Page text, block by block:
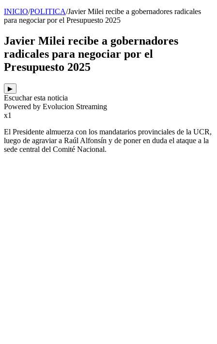
INICIO/POLITICA/Javier Milei recibe a gobernadores radicales
para negociar por el Presupuesto 2025
Javier Milei recibe a gobernadores
radicales para negociar por el
Presupuesto 2025
▶
Escuchar esta noticia
Powered by Evolucion Streaming
x1
El Presidente almuerza con los mandatarios provinciales de la UCR,
luego de agraviar a Raúl Alfonsín y de poner en duda el ataque a la
sede central del Comité Nacional.